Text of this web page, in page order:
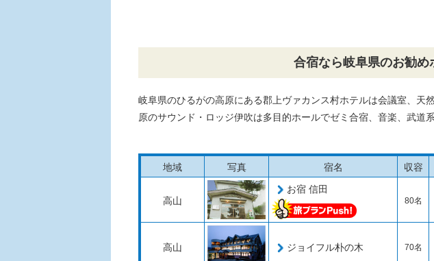
合宿なら岐阜県のお勧
岐阜県のひるがの高原にある郡上ヴァカンス村ホテルは会議室、天
原のサウンド・ロッジ伊吹は多目的ホールでゼミ合宿、音楽、武道
地域 写真 宿名 収容
高山
お宿 信田
80名
高山 ジョイフル朴の木 70名